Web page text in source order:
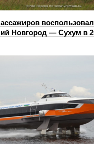
Новгород — Сухум в